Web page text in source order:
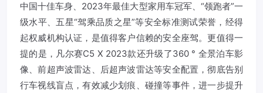
中国十佳车身、2023年最佳大型家用车冠军、“领跑者”一
级水平、五星“驾乘品质之星”等安全标准测试荣誉，经得
起权威机构认证，是值得客户信赖的安全座驾。更值得一
提的是，凡尔赛C5 X 2023款还升级了360 ° 全景泊车影
像、前超声波雷达、后超声波雷达等安全配置，彻底告别
行车视线盲点，有效减少划痕、碰撞等事件，进一步提升